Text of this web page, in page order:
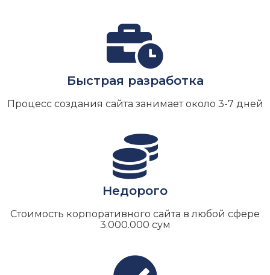
Быстрая разработка
Процесс создания сайта занимает около 3-7 дней
Недорого
Стоимость корпоративного сайта в любой сфере
3.000.000 сум